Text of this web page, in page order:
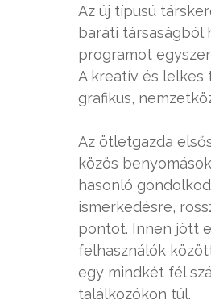
Az új típusú
baráti társaságból
programot
A kreatív és lelkes
grafikus,
Az ötletgazda
közös
hasonló
ismerkedésre,
pontot. Innen jött
felhasználók
egy mindkét fél
találkozókon túl.